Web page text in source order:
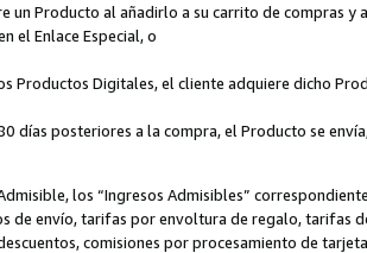
un Producto al añadirlo a su carrito de compras
el Enlace Especial, o
Productos Digitales, el cliente adquiere dicho
días posteriores a la compra, el Producto se
los “Ingresos Admisibles”
de envío, tarifas por envoltura de regalo, tarifas
comisiones por procesamiento de